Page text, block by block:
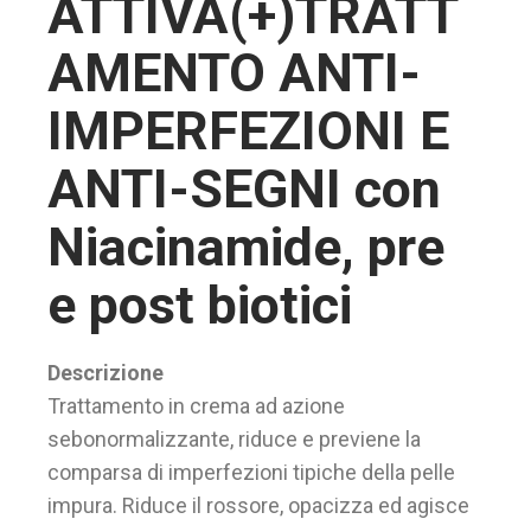
ATTIVA(+)TRATT
AMENTO ANTI-
IMPERFEZIONI E
ANTI-SEGNI con
Niacinamide, pre
e post biotici
Descrizione
Trattamento in crema ad azione
sebonormalizzante, riduce e previene la
comparsa di imperfezioni tipiche della pelle
impura. Riduce il rossore, opacizza ed agisce